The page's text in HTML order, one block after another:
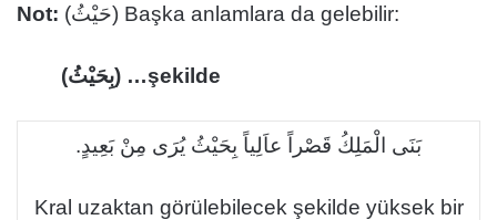
Not: (حَيْثُ) Başka anlamlara da gelebilir:
(بِحَيْثُ) …şekilde
بَنَى الْمَلِكُ قَصْراً عاَلِياً بِحَيْثُ يُرَى مِنْ بَعِيدٍ.
Kral uzaktan görülebilecek şekilde yüksek bir